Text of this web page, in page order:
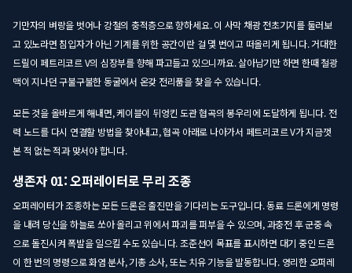
기만자의 벼랑을 벗어나 강철의 충적층으로 향하세요. 이 사막 채광 전초기지를 둘러보
고 있노라면 침입자가 아닌 기계를 위한 공간이란 걸 몇 번이고 떠올리게 됩니다. 거대한
드릴이 페트리코르 V의 심장부를 향해 파고들고 있으니까요. 살아남기만 하면 한때 철광
맥이 지나던 구불구불한 동굴에서 온갖 전리품을 찾을 수 있습니다.
모든 것을 올바르게 해내면, 케이블이 뒤엉킨 도관 협곡의 봉우리에 도달하게 됩니다. 전
력 노드를 다시 연결할 방법을 찾아내고, 협곡 아래로 나아가서 페트리코르 V가 지금껏
본 적 없는 적과 맞서야 합니다.
생존자 01: 오퍼레이터로 무리 조종
오퍼레이터가 조종하는 모든 드론은 출진만을 기다리는 도구입니다. 동료 드론에게 명령
을 내려 당신을 하늘로 쏘아 올리고 위에서 파괴를 퍼부을 수 있으며, 과충전 후 군중 속
으로 돌진시켜 폭발을 일으킬 수도 있습니다. 조준선이 목표를 표시하면 대기 중인 드론
이 한 번의 명령으로 화염 분사, 기총 소사, 또는 치유 기능을 발동합니다. 영리한 오퍼레